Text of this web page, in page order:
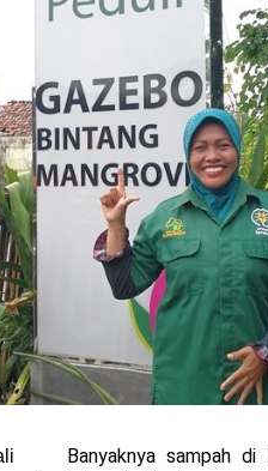
Bali Banyaknya sampah